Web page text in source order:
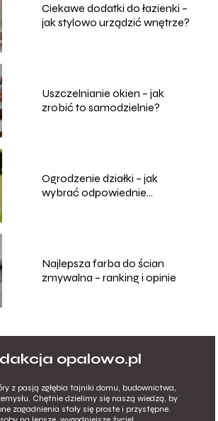
Ciekawe dodatki do łazienki –
jak stylowo urządzić wnętrze?
Uszczelnianie okien – jak
zrobić to samodzielnie?
Ogrodzenie działki – jak
wybrać odpowiednie
Najlepsza farba do ścian
zmywalna – ranking i opinie
opalowo.pl
z pasją zgłębia tajniki domu, budownictwa,
Chętnie dzielimy się naszą wiedzą, by
zagadnienia stały się proste i przystępne.